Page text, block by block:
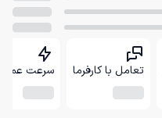
تعامل با کارفرما سرعت عمل